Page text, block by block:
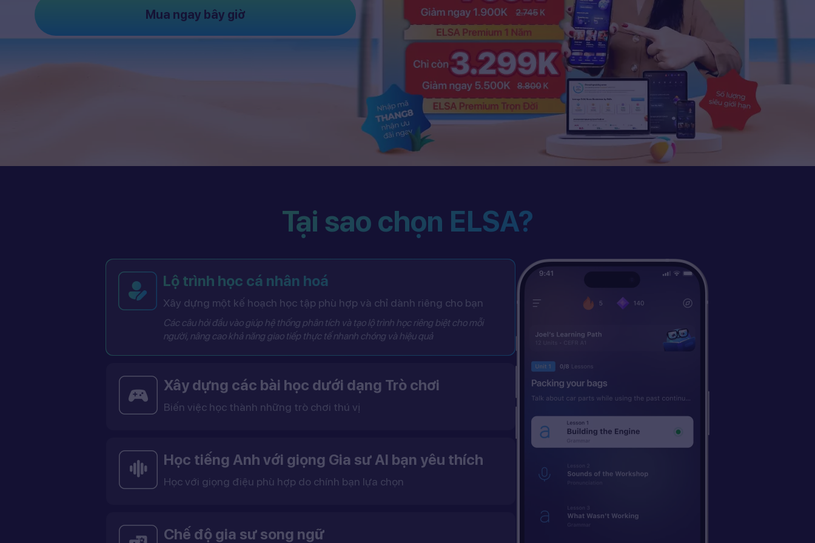
Mua ngay bây giờ
Tại sao chọn ELSA?
Lộ trình học cá nhân hoá
Xây dựng một kế hoạch học tập phù hợp và chỉ dành riêng cho bạn
Các câu hỏi đầu vào giúp hệ thống phân tích và tạo lộ trình học riêng biệt cho mỗi
người, nâng cao khả năng giao tiếp thực tế nhanh chóng và hiệu quả
Xây dựng các bài học dưới dạng Trò chơi
Biến việc học thành những trò chơi thú vị
Học tiếng Anh với giọng Gia sư AI bạn yêu thích
Học với giọng điệu phù hợp do chính bạn lựa chọn
Chế độ gia sư song ngữ